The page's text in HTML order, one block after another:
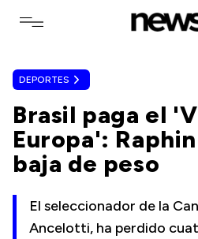
Toggle navigation menu
DEPORTES
Brasil paga el
Europa':
baja de peso
El seleccionador de la
Ancelotti, ha perdido